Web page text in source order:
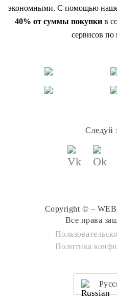
экономными. С помощью
40% от суммы покупкив
сервисов по
Следуй
Copyright © –
Все права
Политика